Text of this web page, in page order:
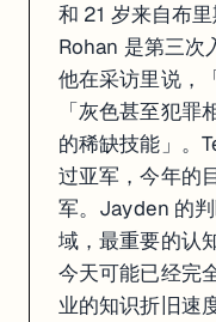
和 21 岁来自布
Rohan 是第三次
他在采访里说，
「灰色甚至犯罪
的稀缺技能」。
过亚军，今年的
军。Jayden 的
域，最重要的认
今天可能已经完
业的知识折旧速